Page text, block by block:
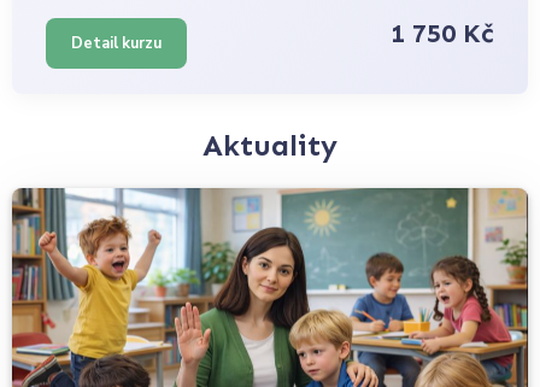
Detail kurzu 1 750 Kč
Aktuality